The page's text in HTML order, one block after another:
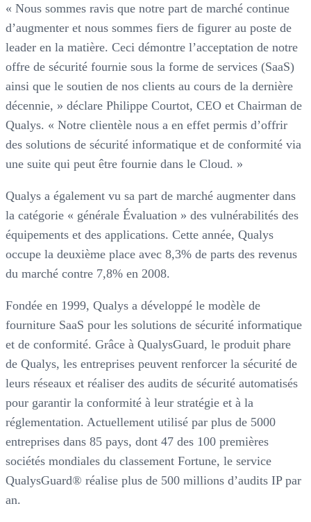
« Nous sommes ravis que notre part de marché continue
d’augmenter et nous sommes fiers de figurer au poste de
leader en la matière. Ceci démontre l’acceptation de notre
offre de sécurité fournie sous la forme de services (SaaS)
ainsi que le soutien de nos clients au cours de la dernière
décennie, » déclare Philippe Courtot, CEO et Chairman de
Qualys. « Notre clientèle nous a en effet permis d’offrir
des solutions de sécurité informatique et de conformité via
une suite qui peut être fournie dans le Cloud. »
Qualys a également vu sa part de marché augmenter dans
la catégorie « générale Évaluation » des vulnérabilités des
équipements et des applications. Cette année, Qualys
occupe la deuxième place avec 8,3% de parts des revenus
du marché contre 7,8% en 2008.
Fondée en 1999, Qualys a développé le modèle de
fourniture SaaS pour les solutions de sécurité informatique
et de conformité. Grâce à QualysGuard, le produit phare
de Qualys, les entreprises peuvent renforcer la sécurité de
leurs réseaux et réaliser des audits de sécurité automatisés
pour garantir la conformité à leur stratégie et à la
réglementation. Actuellement utilisé par plus de 5000
entreprises dans 85 pays, dont 47 des 100 premières
sociétés mondiales du classement Fortune, le service
QualysGuard® réalise plus de 500 millions d’audits IP par
an.